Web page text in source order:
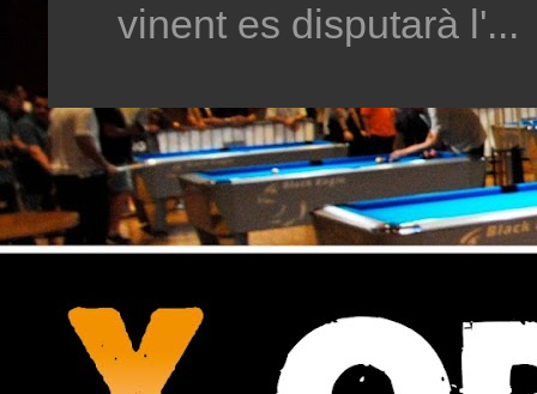
vinent es disputarà l'...